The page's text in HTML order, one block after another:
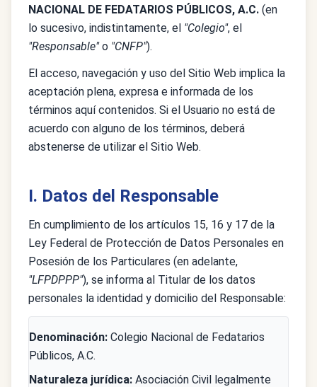
NACIONAL DE FEDATARIOS PÚBLICOS, A.C. (en
lo sucesivo, indistintamente, el "Colegio", el
"Responsable"o "CNFP").
El acceso, navegación y uso del Sitio Web implica la
aceptación plena, expresa e informada de los
términos aquí contenidos. Si el Usuario no está de
acuerdo con alguno de los términos, deberá
abstenerse de utilizar el Sitio Web.
I. Datos del Responsable
En cumplimiento de los artículos 15, 16 y 17 de la
Ley Federal de Protección de Datos Personales en
Posesión de los Particulares (en adelante,
"LFPDPPP"), se informa al Titular de los datos
personales la identidad y domicilio del Responsable:
Denominación: Colegio Nacional de Fedatarios
Públicos, A.C.
Naturaleza jurídica: Asociación Civil legalmente